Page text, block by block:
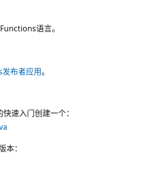
语言。
布者应用。
速入门创建一个：
：